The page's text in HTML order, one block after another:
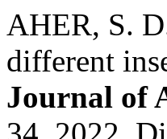
AHER, S.
different
Journal of